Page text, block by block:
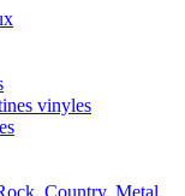
vinyles
Country, Metal,